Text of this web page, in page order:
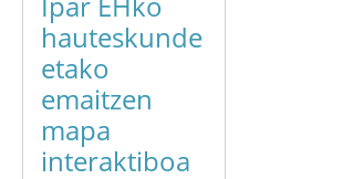
hauteskunde
etako
emaitzen
mapa
interaktiboa